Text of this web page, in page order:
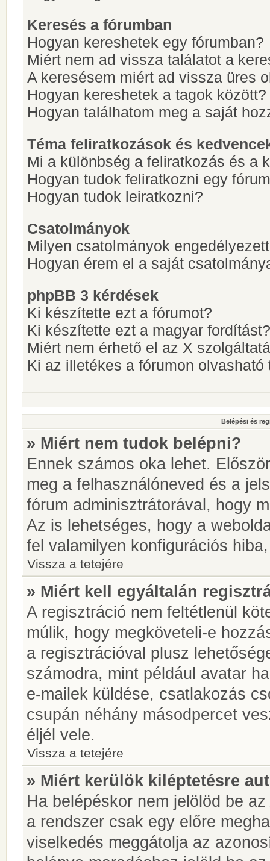
Keresés a fórumban
Hogyan kereshetek egy fórumban?
Miért nem ad vissza találatot a
A keresésem miért ad vissza üres
Hogyan kereshetek a tagok között?
Hogyan találhatom meg a saját
Téma feliratkozások és
Mi a különbség a feliratkozás és a
Hogyan tudok feliratkozni egy
Hogyan tudok leiratkozni?
Csatolmányok
Milyen csatolmányok
Hogyan érem el a saját
phpBB 3 kérdések
Ki készítette ezt a fórumot?
Ki készítette ezt a magyar fordítást?
Miért nem érhető el az X
Ki az illetékes a fórumon
Belépési és
» Miért nem tudok belépni?
Ennek számos oka lehet.
meg a felhasználóneved és a
fórum adminisztrátorával, hogy
Az is lehetséges, hogy a
fel valamilyen konfigurációs
Vissza a tetejére
» Miért kell egyáltalán
A regisztráció nem feltétlenül
múlik, hogy megköveteli-e
a regisztrációval plusz
számodra, mint például avatar
e-mailek küldése, csatlakozás
csupán néhány másodpercet
éljél vele.
Vissza a tetejére
» Miért kerülök kiléptetésre
Ha belépéskor nem jelölöd be az
a rendszer csak egy előre
viselkedés meggátolja az